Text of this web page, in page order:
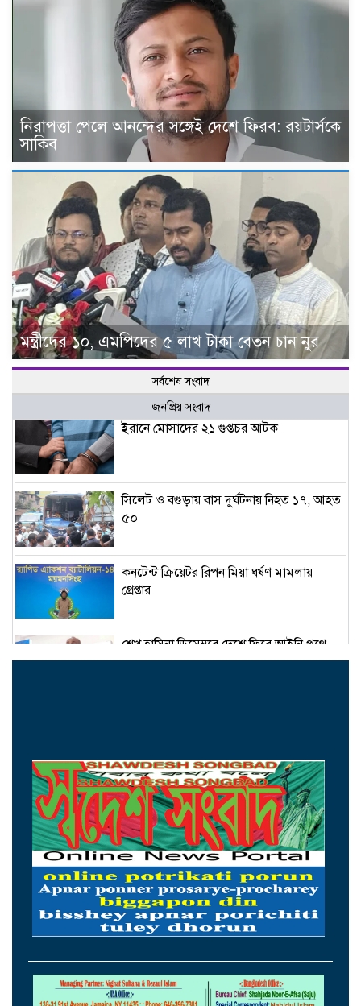
নিরাপত্তা পেলে আনন্দের সঙ্গেই দেশে ফিরব: রয়টার্সকে
সাকিব
মন্ত্রীদের ১০, এমপিদের ৫ লাখ টাকা বেতন চান নুর
সর্বশেষ সংবাদ
জনপ্রিয় সংবাদ
ইরানে মোসাদের ২১ গুপ্তচর আটক
সিলেট ও বগুড়ায় বাস দুর্ঘটনায় নিহত ১৭, আহত
৫০
কনটেন্ট ক্রিয়েটর রিপন মিয়া ধর্ষণ মামলায়
গ্রেপ্তার
শেখ হাসিনা ডিসেম্বরে দেশে ফিরে আইনি পথে
হাঁটুক-আইনমন্ত্রী
মন্ত্রীদের ১০, এমপিদের ৫ লাখ টাকা বেতন চান
নুর
২৩তম রাষ্ট্রপতি হিসেবে আলোচনায় যারা
হামের উপসর্গে ৩ শিশুর মৃত্যু, আক্রান্ত ১২১৮